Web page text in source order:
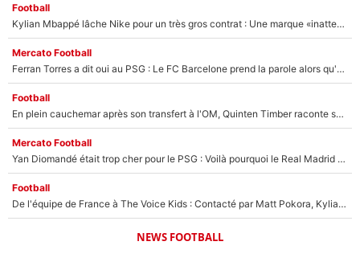
Football
Kylian Mbappé lâche Nike pour un très gros contrat : Une marque «inattendue» va frapper très fort
Mercato Football
Ferran Torres a dit oui au PSG : Le FC Barcelone prend la parole alors qu'un transfert de l'attaquant espagnol prend forme
Football
En plein cauchemar après son transfert à l'OM, Quinten Timber raconte ses doutes après sa signature à Marseille
Mercato Football
Yan Diomandé était trop cher pour le PSG : Voilà pourquoi le Real Madrid a accepté de payer la somme record de 140M€ pour boucler son transfert !
Football
De l'équipe de France à The Voice Kids : Contacté par Matt Pokora, Kylian Mbappé a accepté de jouer un rôle inédit sur TF1 !
NEWS FOOTBALL